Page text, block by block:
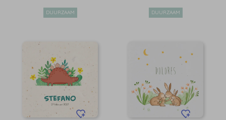
DUURZAAM DUURZAAM